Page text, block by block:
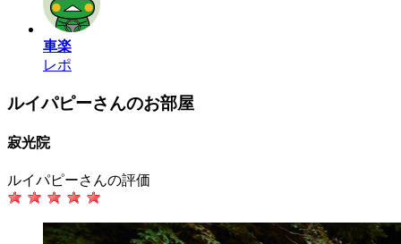
車楽
レポ
ルイパピーさんのお部屋
寂光院
ルイパピーさんの評価